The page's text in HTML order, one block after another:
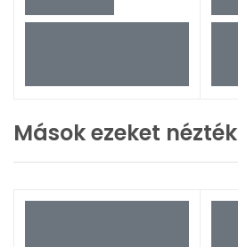
Mások ezeket nézték